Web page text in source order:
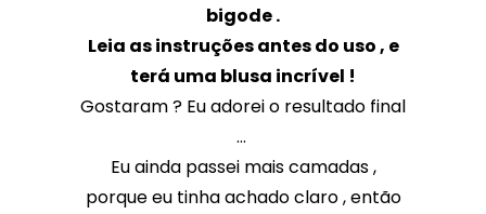
bigode .
Leia as instruções antes do uso , e
terá uma blusa incrível !
Gostaram ? Eu adorei o resultado final
...
Eu ainda passei mais camadas ,
porque eu tinha achado claro , então